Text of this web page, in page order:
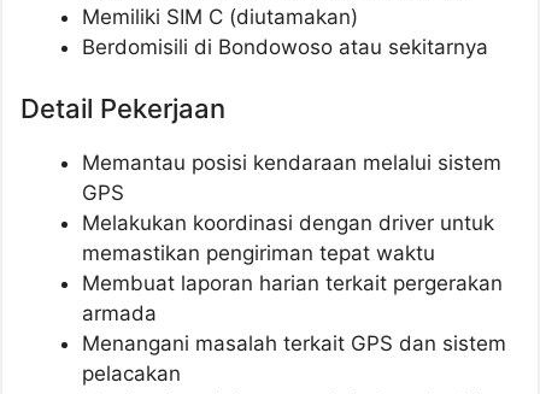
Memiliki SIM C (diutamakan)
Berdomisili di Bondowoso atau sekitarnya
Detail Pekerjaan
Memantau posisi kendaraan melalui sistem
GPS
Melakukan koordinasi dengan driver untuk
memastikan pengiriman tepat waktu
Membuat laporan harian terkait pergerakan
armada
Menangani masalah terkait GPS dan sistem
pelacakan